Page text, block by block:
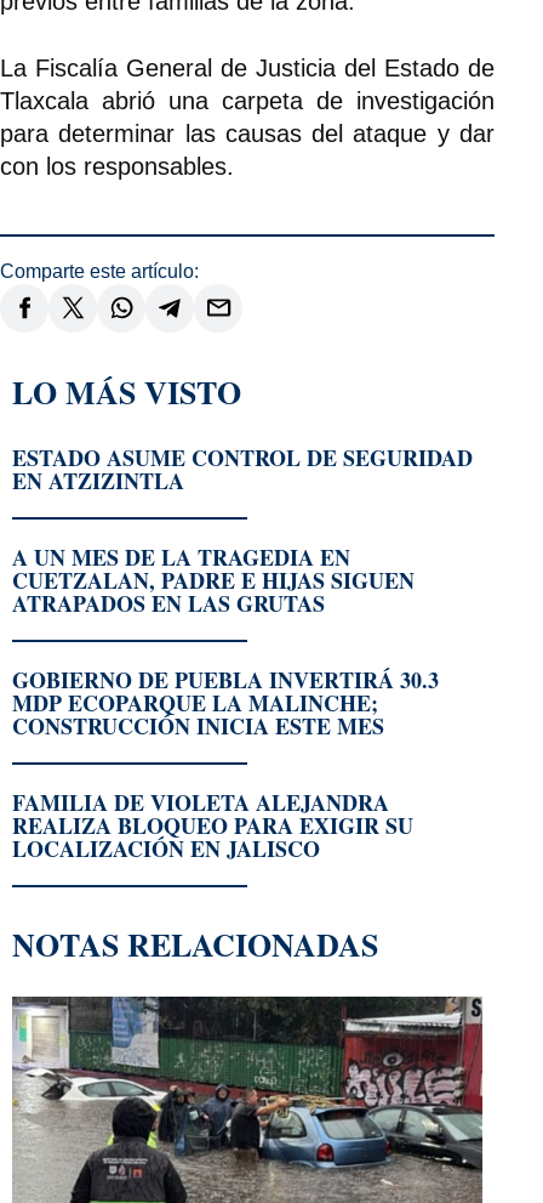
La Fiscalía General de Justicia del Estado de
Tlaxcala abrió una carpeta de investigación
para determinar las causas del ataque y dar
con los responsables.
Comparte este artículo:
LO MÁS VISTO
ESTADO ASUME CONTROL DE SEGURIDAD
EN ATZIZINTLA
A UN MES DE LA TRAGEDIA EN
CUETZALAN, PADRE E HIJAS SIGUEN
ATRAPADOS EN LAS GRUTAS
GOBIERNO DE PUEBLA INVERTIRÁ 30.3
MDP ECOPARQUE LA MALINCHE;
CONSTRUCCIÓN INICIA ESTE MES
FAMILIA DE VIOLETA ALEJANDRA
REALIZA BLOQUEO PARA EXIGIR SU
LOCALIZACIÓN EN JALISCO
NOTAS RELACIONADAS